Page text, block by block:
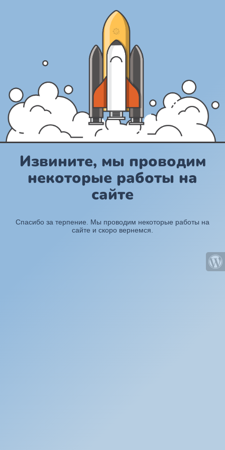
Извините, мы проводим
некоторые работы на
сайте
Спасибо за терпение. Мы проводим некоторые работы на
сайте и скоро вернемся.